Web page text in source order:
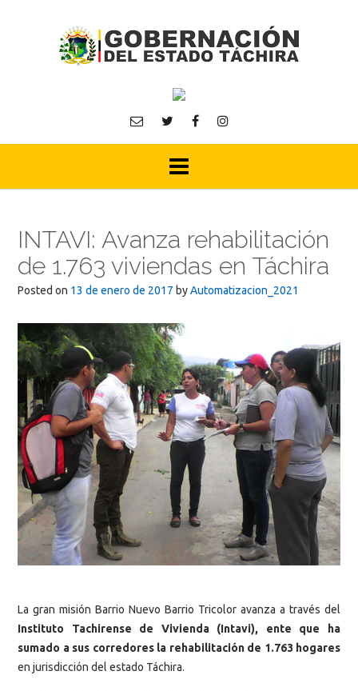
INTAVI: Avanza rehabilitación
de 1.763 viviendas en Táchira
Posted on 13 de enero de 2017 byAutomatizacion_2021
La gran misión Barrio Nuevo Barrio Tricolor avanza a través del
Instituto Tachirense de Vivienda (Intavi), ente que ha
sumado a sus corredores la rehabilitación de 1.763 hogares
en jurisdicción del estado Táchira.